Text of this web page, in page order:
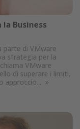
Business
parte di VMware
strategia per la
VMware
di superare i limiti,
approccio... »